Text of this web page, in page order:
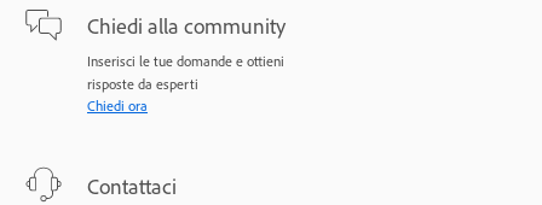
Chiedi alla community
Inserisci le tue domande e ottieni
risposte da esperti
Chiedi ora
Contattaci